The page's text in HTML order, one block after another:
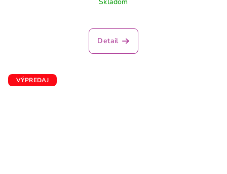
Skladom
Detail
VÝPREDAJ